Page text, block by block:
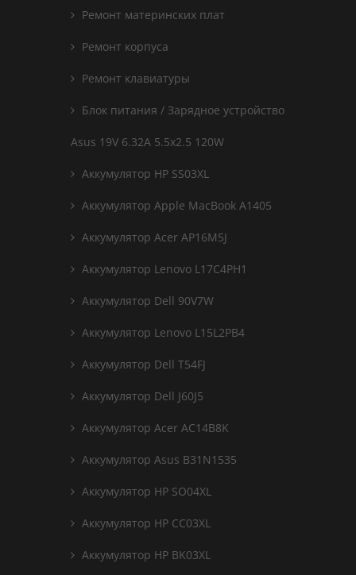
Ремонт материнских плат
Ремонт корпуса
Ремонт клавиатуры
Блок питания / Зарядное устройство
Asus 19V 6.32A 5.5x2.5 120W
Аккумулятор HP SS03XL
Аккумулятор Apple MacBook A1405
Аккумулятор Acer AP16M5J
Аккумулятор Lenovo L17C4PH1
Аккумулятор Dell 90V7W
Аккумулятор Lenovo L15L2PB4
Аккумулятор Dell T54FJ
Аккумулятор Dell J60J5
Аккумулятор Acer AC14B8K
Аккумулятор Asus B31N1535
Аккумулятор HP SO04XL
Аккумулятор HP CC03XL
Аккумулятор HP BK03XL